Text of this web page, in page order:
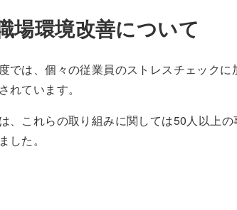
場環境改善について
では、個々の従業員のストレスチェック
れています。
、これらの取り組みに関しては50人以上
した。